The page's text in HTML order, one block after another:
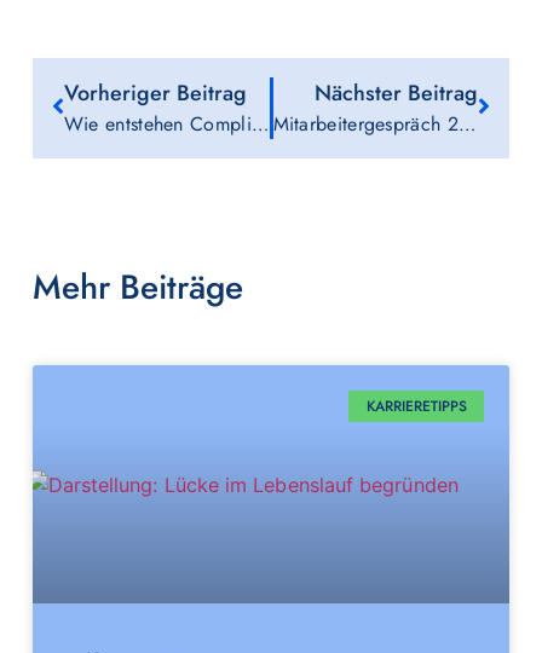
Vorheriger Beitrag
Wie entstehen Compliance-Risiken bei Fremdpersonal? Fünf systemische Schwachstellen im Vendor Management
Nächster Beitrag
Mitarbeitergespräch 2026: Vorbereitung, Argumente, Wirkung – Ihr Leitfaden für ein starkes Gespräch
Mehr Beiträge
KARRIERETIPPS